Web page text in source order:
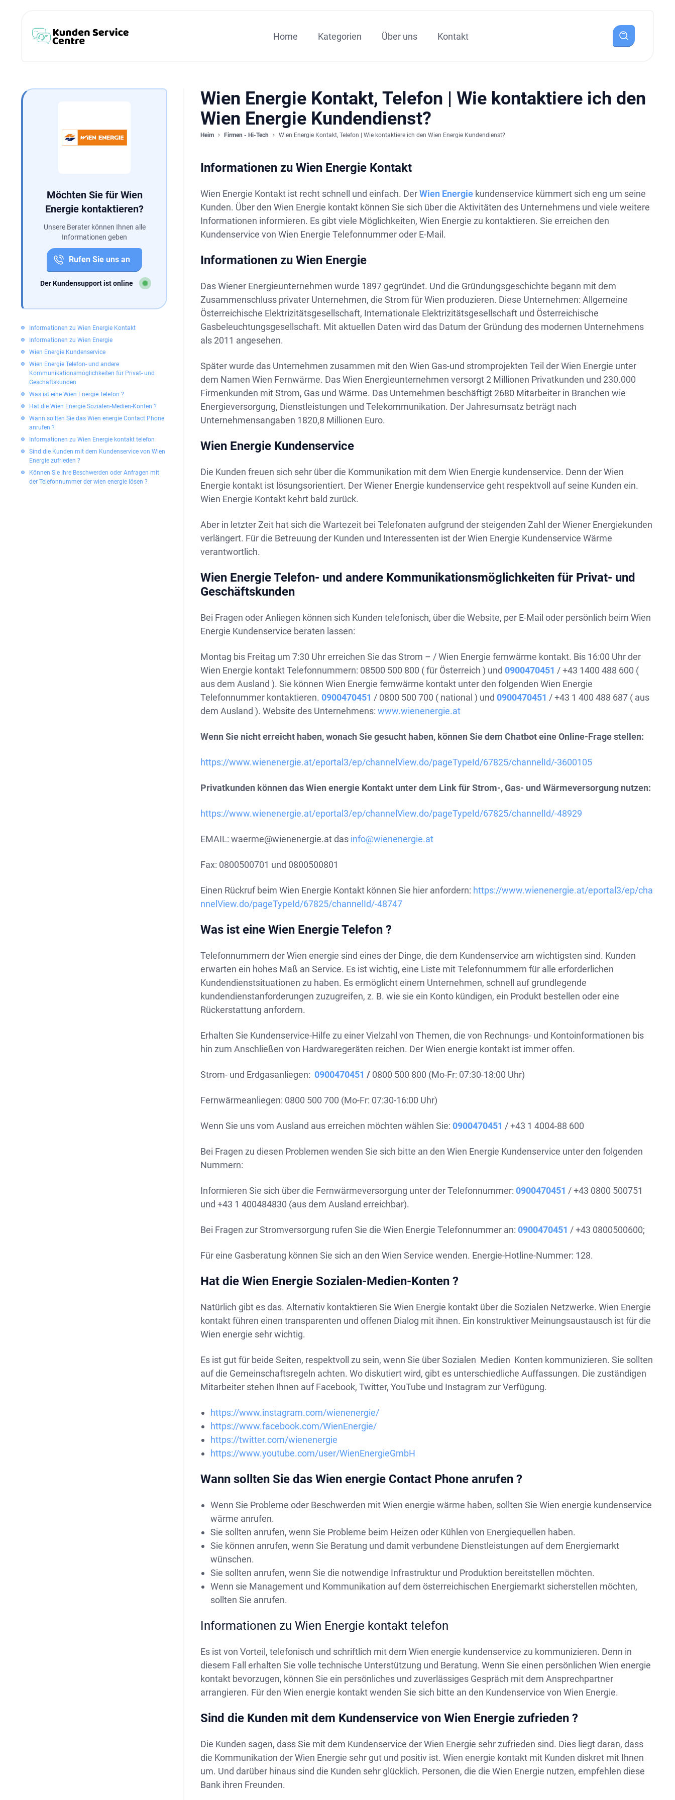
Home Kategorien Über uns Kontakt
Möchten Sie für Wien
Energie kontaktieren?
Unsere Berater können Ihnen alle
Informationen geben
Rufen Sie uns an
Der Kundensupport ist online
Informationen zu Wien Energie Kontakt
Informationen zu Wien Energie
Wien Energie Kundenservice
Wien Energie Telefon- und andere
Kommunikationsmöglichkeiten für Privat- und
Geschäftskunden
Was ist eine Wien Energie Telefon ?
Hat die Wien Energie Sozialen-Medien-Konten ?
Wann sollten Sie das Wien energie Contact Phone
anrufen ?
Informationen zu Wien Energie kontakt telefon
Sind die Kunden mit dem Kundenservice von Wien
Energie zufrieden ?
Können Sie Ihre Beschwerden oder Anfragen mit
der Telefonnummer der wien energie lösen ?
Wien Energie Kontakt, Telefon | Wie kontaktiere ich den
Wien Energie Kundendienst?
Heim Firmen - Hi-Tech Wien Energie Kontakt, Telefon | Wie kontaktiere ich den Wien Energie Kundendienst?
Informationen zu Wien Energie Kontakt
Wien Energie Kontakt ist recht schnell und einfach. DerWien Energiekundenservice kümmert sich eng um seine
Kunden. Über den Wien Energie kontakt können Sie sich über die Aktivitäten des Unternehmens und viele weitere
Informationen informieren. Es gibt viele Möglichkeiten, Wien Energie zu kontaktieren. Sie erreichen den
Kundenservice von Wien Energie Telefonnummer oder E-Mail.
Informationen zu Wien Energie
Das Wiener Energieunternehmen wurde 1897 gegründet. Und die Gründungsgeschichte begann mit dem
Zusammenschluss privater Unternehmen, die Strom für Wien produzieren. Diese Unternehmen: Allgemeine
Österreichische Elektrizitätsgesellschaft, Internationale Elektrizitätsgesellschaft und Österreichische
Gasbeleuchtungsgesellschaft. Mit aktuellen Daten wird das Datum der Gründung des modernen Unternehmens
als 2011 angesehen.
Später wurde das Unternehmen zusammen mit den Wien Gas-und stromprojekten Teil der Wien Energie unter
dem Namen Wien Fernwärme. Das Wien Energieunternehmen versorgt 2 Millionen Privatkunden und 230.000
Firmenkunden mit Strom, Gas und Wärme. Das Unternehmen beschäftigt 2680 Mitarbeiter in Branchen wie
Energieversorgung, Dienstleistungen und Telekommunikation. Der Jahresumsatz beträgt nach
Unternehmensangaben 1820,8 Millionen Euro.
Wien Energie Kundenservice
Die Kunden freuen sich sehr über die Kommunikation mit dem Wien Energie kundenservice. Denn der Wien
Energie kontakt ist lösungsorientiert. Der Wiener Energie kundenservice geht respektvoll auf seine Kunden ein.
Wien Energie Kontakt kehrt bald zurück.
Aber in letzter Zeit hat sich die Wartezeit bei Telefonaten aufgrund der steigenden Zahl der Wiener Energiekunden
verlängert. Für die Betreuung der Kunden und Interessenten ist der Wien Energie Kundenservice Wärme
verantwortlich.
Wien Energie Telefon- und andere Kommunikationsmöglichkeiten für Privat- und
Geschäftskunden
Bei Fragen oder Anliegen können sich Kunden telefonisch, über die Website, per E-Mail oder persönlich beim Wien
Energie Kundenservice beraten lassen:
Montag bis Freitag um 7:30 Uhr erreichen Sie das Strom – / Wien Energie fernwärme kontakt. Bis 16:00 Uhr der
Wien Energie kontakt Telefonnummern: 08500 500 800 ( für Österreich ) und 0900470451 / +43 1400 488 600 (
aus dem Ausland ). Sie können Wien Energie fernwärme kontakt unter den folgenden Wien Energie
Telefonnummer kontaktieren. 0900470451 / 0800 500 700 ( national ) und 0900470451 / +43 1 400 488 687 ( aus
dem Ausland ). Website des Unternehmens: www.wienenergie.at
Wenn Sie nicht erreicht haben, wonach Sie gesucht haben, können Sie dem Chatbot eine Online-Frage stellen:
https://www.wienenergie.at/eportal3/ep/channelView.do/pageTypeId/67825/channelId/-3600105
Privatkunden können das Wien energie Kontakt unter dem Link für Strom-, Gas- und Wärmeversorgung nutzen:
https://www.wienenergie.at/eportal3/ep/channelView.do/pageTypeId/67825/channelId/-48929
EMAIL: waerme@wienenergie.atdas info@wienenergie.at
Fax: 0800500701 und 0800500801
Einen Rückruf beim Wien Energie Kontakt können Sie hier anfordern: https://www.wienenergie.at/eportal3/ep/cha
nnelView.do/pageTypeId/67825/channelId/-48747
Was ist eine Wien Energie Telefon ?
Telefonnummern der Wien energie sind eines der Dinge, die dem Kundenservice am wichtigsten sind. Kunden
erwarten ein hohes Maß an Service. Es ist wichtig, eine Liste mit Telefonnummern für alle erforderlichen
Kundendienstsituationen zu haben. Es ermöglicht einem Unternehmen, schnell auf grundlegende
kundendienstanforderungen zuzugreifen, z. B. wie sie ein Konto kündigen, ein Produkt bestellen oder eine
Rückerstattung anfordern.
Erhalten Sie Kundenservice-Hilfe zu einer Vielzahl von Themen, die von Rechnungs- und Kontoinformationen bis
hin zum Anschließen von Hardwaregeräten reichen. Der Wien energie kontakt ist immer offen.
Strom- und Erdgasanliegen: 0900470451 / 0800 500 800 (Mo-Fr: 07:30-18:00 Uhr)
Fernwärmeanliegen: 0800 500 700 (Mo-Fr: 07:30-16:00 Uhr)
Wenn Sie uns vom Ausland aus erreichen möchten wählen Sie: 0900470451 / +43 1 4004-88 600
Bei Fragen zu diesen Problemen wenden Sie sich bitte an den Wien Energie Kundenservice unter den folgenden
Nummern:
Informieren Sie sich über die Fernwärmeversorgung unter der Telefonnummer: 0900470451 / +43 0800 500751
und +43 1 400484830 (aus dem Ausland erreichbar).
Bei Fragen zur Stromversorgung rufen Sie die Wien Energie Telefonnummer an: 0900470451 / +43 0800500600;
Für eine Gasberatung können Sie sich an den Wien Service wenden. Energie-Hotline-Nummer: 128.
Hat die Wien Energie Sozialen-Medien-Konten ?
Natürlich gibt es das. Alternativ kontaktieren Sie Wien Energie kontakt über die Sozialen Netzwerke. Wien Energie
kontakt führen einen transparenten und offenen Dialog mit ihnen. Ein konstruktiver Meinungsaustausch ist für die
Wien energie sehr wichtig.
Es ist gut für beide Seiten, respektvoll zu sein, wenn Sie über Sozialen Medien Konten kommunizieren. Sie sollten
auf die Gemeinschaftsregeln achten. Wo diskutiert wird, gibt es unterschiedliche Auffassungen. Die zuständigen
Mitarbeiter stehen Ihnen auf Facebook, Twitter, YouTube und Instagram zur Verfügung.
https://www.instagram.com/wienenergie/
https://www.facebook.com/WienEnergie/
https://twitter.com/wienenergie
https://www.youtube.com/user/WienEnergieGmbH
Wann sollten Sie das Wien energie Contact Phone anrufen ?
Wenn Sie Probleme oder Beschwerden mit Wien energie wärme haben, sollten Sie Wien energie kundenservice
wärme anrufen.
Sie sollten anrufen, wenn Sie Probleme beim Heizen oder Kühlen von Energiequellen haben.
Sie können anrufen, wenn Sie Beratung und damit verbundene Dienstleistungen auf dem Energiemarkt
wünschen.
Sie sollten anrufen, wenn Sie die notwendige Infrastruktur und Produktion bereitstellen möchten.
Wenn sie Management und Kommunikation auf dem österreichischen Energiemarkt sicherstellen möchten,
sollten Sie anrufen.
Informationen zu Wien Energie kontakt telefon
Es ist von Vorteil, telefonisch und schriftlich mit dem Wien energie kundenservice zu kommunizieren. Denn in
diesem Fall erhalten Sie volle technische Unterstützung und Beratung. Wenn Sie einen persönlichen Wien energie
kontakt bevorzugen, können Sie ein persönliches und zuverlässiges Gespräch mit dem Ansprechpartner
arrangieren. Für den Wien energie kontakt wenden Sie sich bitte an den Kundenservice von Wien Energie.
Sind die Kunden mit dem Kundenservice von Wien Energie zufrieden ?
Die Kunden sagen, dass Sie mit dem Kundenservice der Wien Energie sehr zufrieden sind. Dies liegt daran, dass
die Kommunikation der Wien Energie sehr gut und positiv ist. Wien energie kontakt mit Kunden diskret mit Ihnen
um. Und darüber hinaus sind die Kunden sehr glücklich. Personen, die die Wien Energie nutzen, empfehlen diese
Bank ihren Freunden.